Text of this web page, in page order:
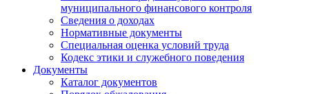
муниципального финансового контроля
Сведения о доходах
Нормативные документы
Специальная оценка условий труда
Кодекс этики и служебного поведения
Документы
Каталог документов